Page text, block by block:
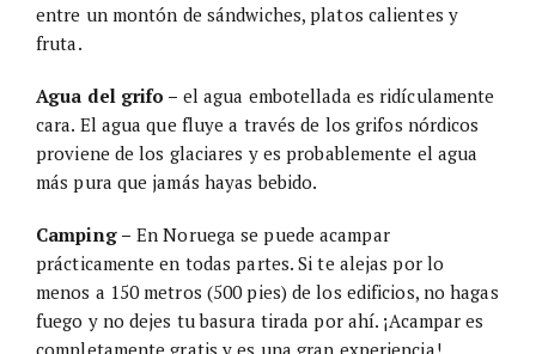
entre un montón de sándwiches, platos calientes y
fruta.
Agua del grifo – el agua embotellada es ridículamente
cara. El agua que fluye a través de los grifos nórdicos
proviene de los glaciares y es probablemente el agua
más pura que jamás hayas bebido.
Camping – En Noruega se puede acampar
prácticamente en todas partes. Si te alejas por lo
menos a 150 metros (500 pies) de los edificios, no hagas
fuego y no dejes tu basura tirada por ahí. ¡Acampar es
completamente gratis y es una gran experiencia!